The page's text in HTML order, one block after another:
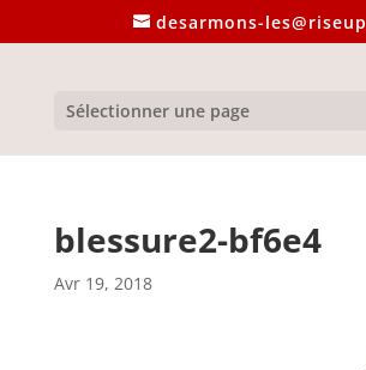
desarmons-
Sélectionner une page
blessure2-bf6e4
Avr 19, 2018